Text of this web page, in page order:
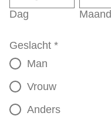
Dag Maand
Geslacht *
Man
Vrouw
Anders